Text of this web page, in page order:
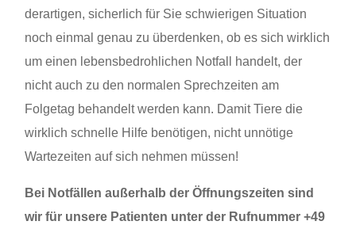
derartigen, sicherlich für Sie schwierigen Situation
noch einmal genau zu überdenken, ob es sich wirklich
um einen lebensbedrohlichen Notfall handelt, der
nicht auch zu den normalen Sprechzeiten am
Folgetag behandelt werden kann. Damit Tiere die
wirklich schnelle Hilfe benötigen, nicht unnötige
Wartezeiten auf sich nehmen müssen!
Bei Notfällen außerhalb der Öffnungszeiten sind
wir für unsere Patienten unter der Rufnummer+49